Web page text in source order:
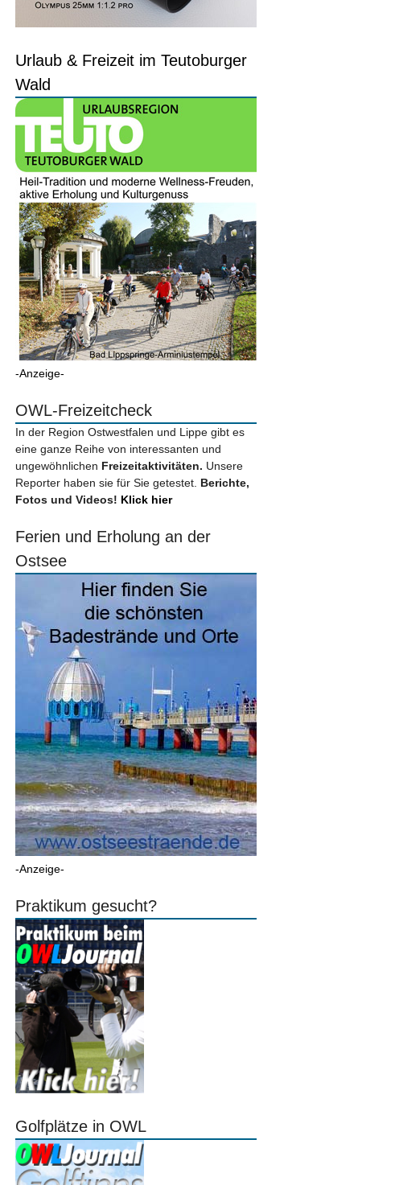
Urlaub & Freizeit im Teutoburger
Wald
-Anzeige-
OWL-Freizeitcheck
In der Region Ostwestfalen und Lippe gibt es
eine ganze Reihe von interessanten und
ungewöhnlichen Freizeitaktivitäten. Unsere
Reporter haben sie für Sie getestet. Berichte,
Fotos und Videos! Klick hier
Ferien und Erholung an der
Ostsee
-Anzeige-
Praktikum gesucht?
Golfplätze in OWL